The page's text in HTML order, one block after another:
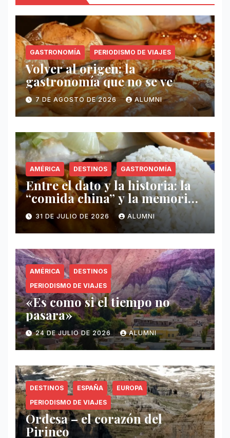
GASTRONOMÍA PERIODISMO DE VIAJES
Volver al origen: la
gastronomía que no se ve
7 DE AGOSTO DE 2026 ALUMNI
AMÉRICA DESTINOS GASTRONOMÍA
Entre el dato y la historia: la
“comida china” y la memoria
invisible en Puerto Rico
31 DE JULIO DE 2026 ALUMNI
AMÉRICA
DESTINOS
PERIODISMO DE VIAJES
«Es como si el tiempo no
pasara»
24 DE JULIO DE 2026 ALUMNI
DESTINOS ESPAÑA
EUROPA
PERIODISMO DE VIAJES
Ordesa – el corazón del
Pirineo